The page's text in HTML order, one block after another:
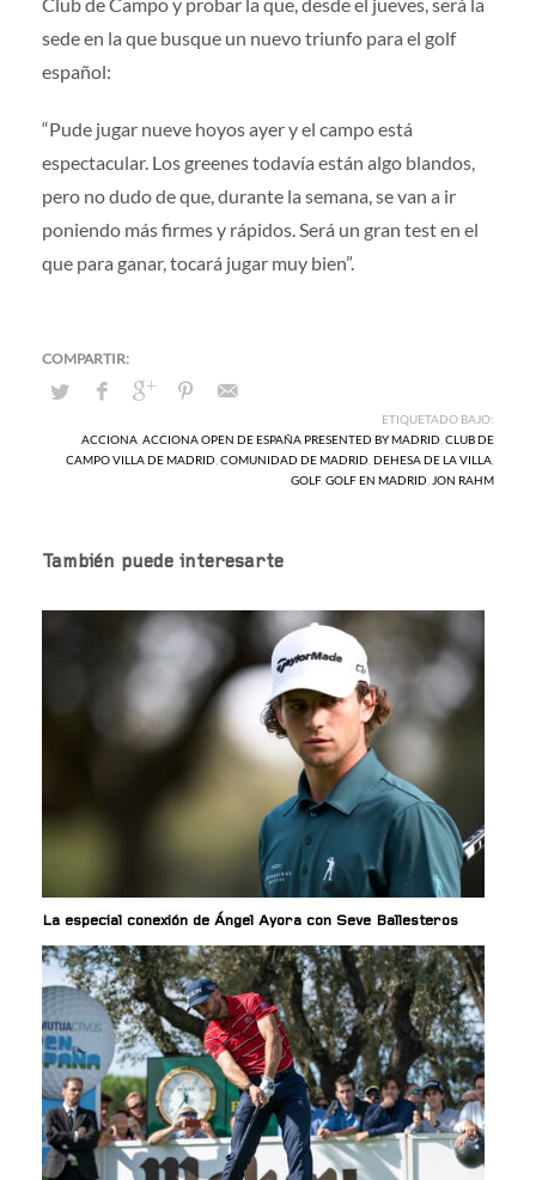
sede en la que busque un nuevo triunfo para el golf
español:
“Pude jugar nueve hoyos ayer y el campo está
espectacular. Los greenes todavía están algo blandos,
pero no dudo de que, durante la semana, se van a ir
poniendo más firmes y rápidos. Será un gran test en el
que para ganar, tocará jugar muy bien”.
ETIQUETADO BAJO:
ACCIONA ACCIONA OPEN DE ESPAÑA PRESENTED BY MADRID CLUB DE
CAMPO VILLA DE MADRID COMUNIDAD DE MADRID DEHESA DE LA VILLA
GOLF, GOLF EN MADRID JON RAHM
También puede interesarte
La especial conexión de Ángel Ayora con Seve Ballesteros